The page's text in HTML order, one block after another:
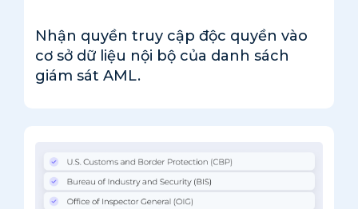
Nhận quyền truy cập độc quyền vào
cơ sở dữ liệu nội bộ của danh sách
giám sát AML.